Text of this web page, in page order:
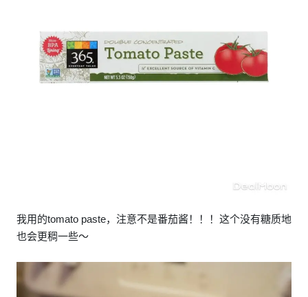
我用的tomato paste，注意不是番茄酱！！！这个没有糖质地
也会更稠一些～